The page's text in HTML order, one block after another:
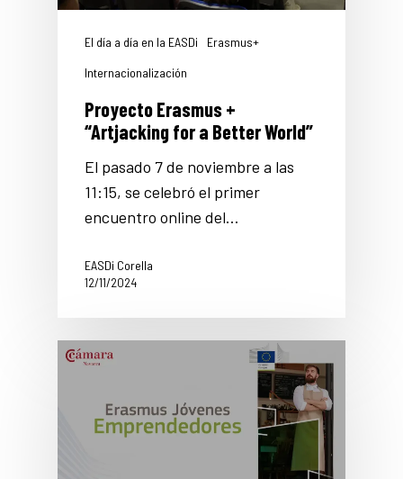
El día a día en la EASDi
Erasmus+
Internacionalización
Proyecto Erasmus +
“Artjacking for a Better World”
El pasado 7 de noviembre a las
11:15, se celebró el primer
encuentro online del…
EASDi Corella
12/11/2024